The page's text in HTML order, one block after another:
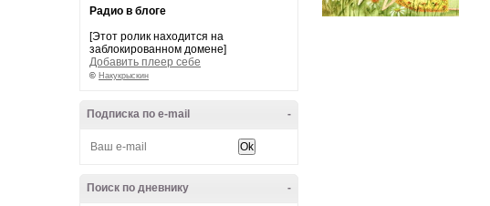
Радио в блоге
[Этот ролик находится на
заблокированном домене]
Добавить плеер себе
© Накукрыскин
-
Подписка по e-mail
-
Поиск по дневнику